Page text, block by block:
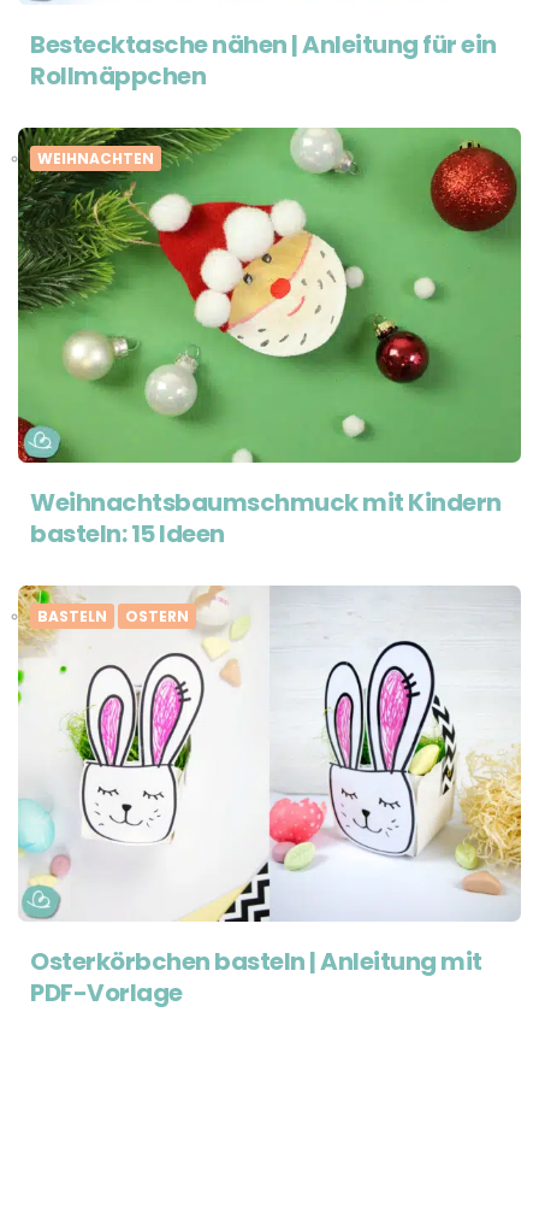
Bestecktasche nähen | Anleitung für ein
Rollmäppchen
WEIHNACHTEN
Weihnachtsbaumschmuck mit Kindern
basteln: 15 Ideen
BASTELN OSTERN
Osterkörbchen basteln | Anleitung mit
PDF-Vorlage